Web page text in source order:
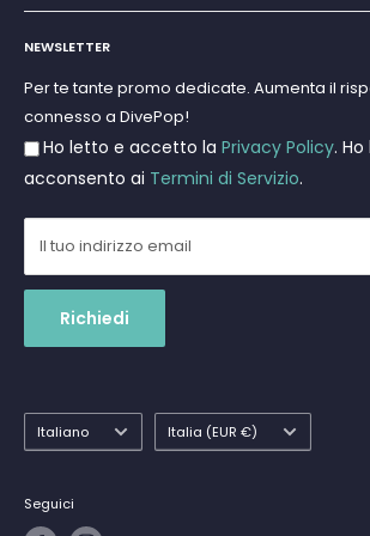
Marchi
Subacquea
Apnea e Spearfishing
Gift Cards
Cerca
Termini e Condizioni
Privacy Policy
Resi e Rimborsi
Spedizioni
NEWSLETTER
Per te tante promo dedicate. Aumenta il
connesso a DivePop!
Ho letto e accetto la Privacy Policy.
acconsento ai Termini di Servizio.
Il tuo indirizzo email
Richiedi
Lingua
Italiano Paese
Italia (EUR €)
Seguici